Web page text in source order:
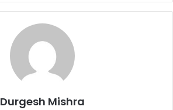
Durgesh Mishra